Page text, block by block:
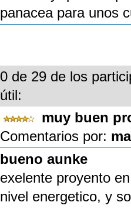
panacea para unos
0 de 29 de los
útil:
muy buen
Comentarios por:
bueno aunke
exelente proyento
nivel energetico, y